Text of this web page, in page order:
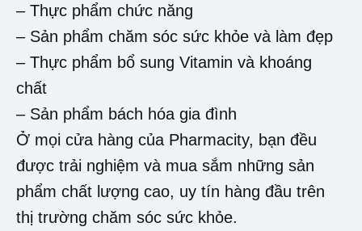
– Thực phẩm chức năng
– Sản phẩm chăm sóc sức khỏe và làm đẹp
– Thực phẩm bổ sung Vitamin và khoáng
chất
– Sản phẩm bách hóa gia đình
Ở mọi cửa hàng của Pharmacity, bạn đều
được trải nghiệm và mua sắm những sản
phẩm chất lượng cao, uy tín hàng đầu trên
thị trường chăm sóc sức khỏe.